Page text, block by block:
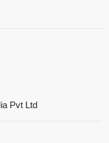
Pvt Ltd